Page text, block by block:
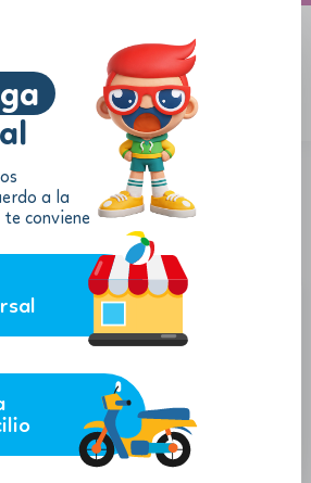
a la
conviene
Certificados de regalo
$40.00